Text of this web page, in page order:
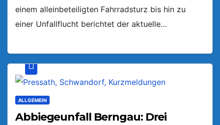
einem alleinbeteiligten Fahrradsturz bis hin zu
einer Unfallflucht berichtet der aktuelle…
ALLGEMEIN
Abbiegeunfall Berngau: Drei